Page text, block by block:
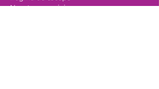
Nuestros servicios